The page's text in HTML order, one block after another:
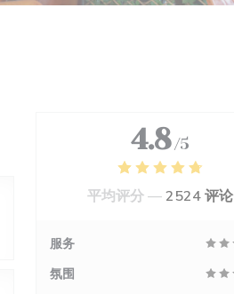
4.8 /5
平均评分 —2524 评论
服务
氛围